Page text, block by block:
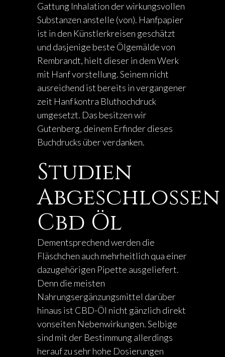
Gattung Inhalation der wirkungsvollen
Substanzen anstelle (von). Hanfpapier
ist in den Künstlerkreisen geschätzt
und dasjenige beste Ölgemälde von
Rembrandt, hielt dieser in dem Werk
mit Hanf vorstellung. Seinem nicht
ausreichend ist bereits in vergangener
zeit Hanf kontra Bluthochdruck
umgesetzt. Das besitzen wir
Gutenberg, deinem Erfinder dieses
Buchdrucks über verdanken.
Studien
Abgeschlossen
Cbd Öl
Dementsprechend werden die
Fläschchen auch mehrheitlich qua einer
dazugehörigen Pipette ausgeliefert.
Denn die meisten
Nahrungsergänzungsmittel darüber
hinaus ist CBD-Öl nicht gänzlich direkt
vonseiten Nebenwirkungen. Selbige
sind mit der Bestimmung allerdings
herauf zu sehr hohe Dosierungen